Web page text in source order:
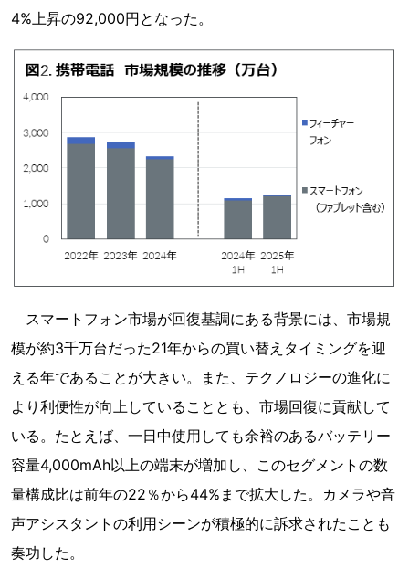
4%上昇の92,000円となった。
スマートフォン市場が回復基調にある背景には、市場規
模が約3千万台だった21年からの買い替えタイミングを迎
える年であることが大きい。また、テクノロジーの進化に
より利便性が向上していることとも、市場回復に貢献して
いる。たとえば、一日中使用しても余裕のあるバッテリー
容量4,000mAh以上の端末が増加し、このセグメントの数
量構成比は前年の22％から44%まで拡大した。カメラや音
声アシスタントの利用シーンが積極的に訴求されたことも
奏功した。